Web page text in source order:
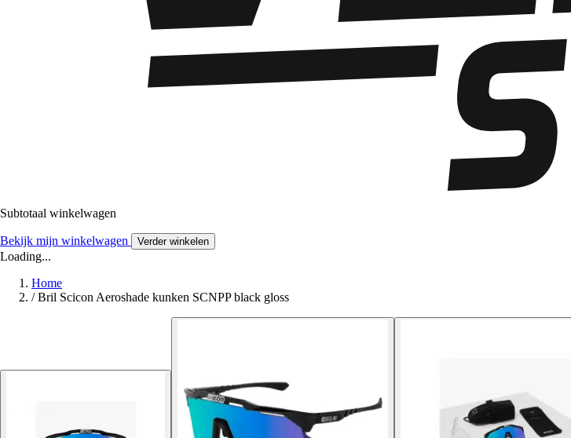
Subtotaal winkelwagen
Bekijk mijn winkelwagen Verder winkelen
Loading...
Home
/ Bril Scicon Aeroshade kunken SCNPP black gloss